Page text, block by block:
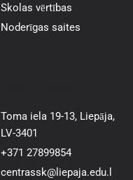
Skolas vērtības
Noderīgas saites
Toma iela 19-13, Liepāja,
LV-3401
+371 27899854
centrassk@liepaja.edu.l